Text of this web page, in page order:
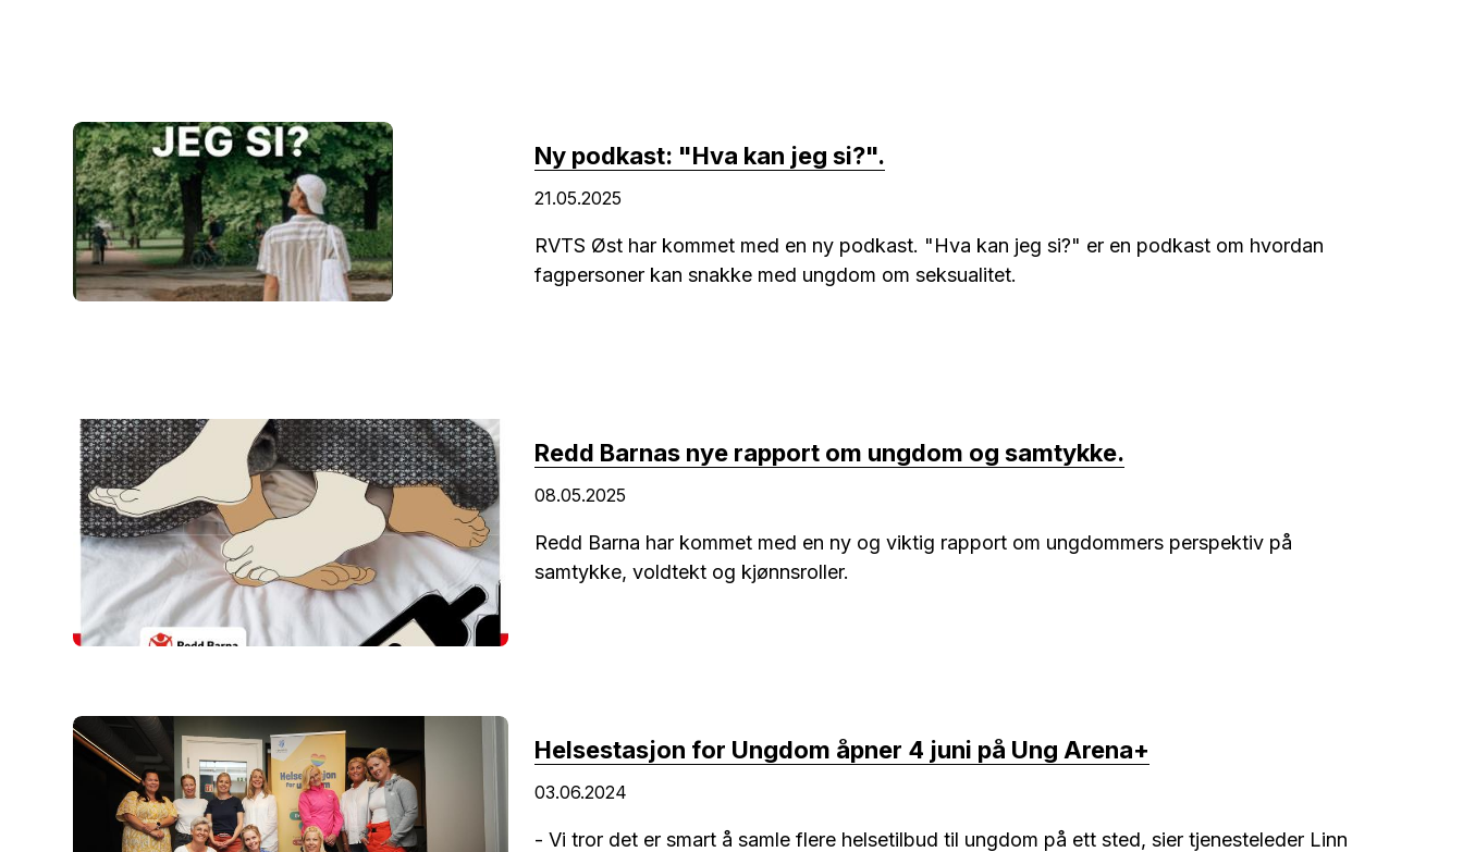
21.05.2025
Ny podkast: "Hva kan jeg si?".
RVTS Øst har kommet med en ny podkast. "Hva kan jeg si?" er en podkast om hvordan
fagpersoner kan snakke med ungdom om seksualitet.
08.05.2025
Redd Barnas nye rapport om ungdom og samtykke.
Redd Barna har kommet med en ny og viktig rapport om ungdommers perspektiv på
samtykke, voldtekt og kjønnsroller.
03.06.2024
Helsestasjon for Ungdom åpner 4 juni på Ung Arena+
- Vi tror det er smart å samle flere helsetilbud til ungdom på ett sted, sier tjenesteleder Linn